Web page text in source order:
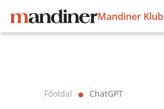
Mandiner Klub
Főoldal ⬤ ChatGPT